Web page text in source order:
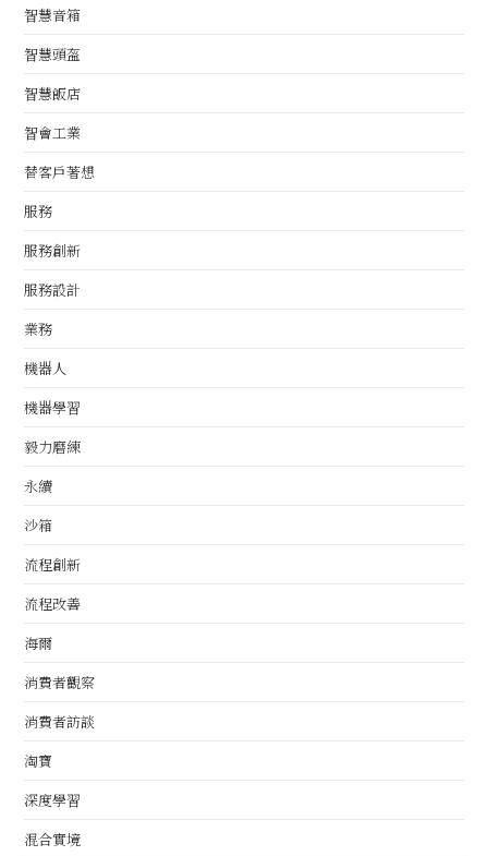
智慧音箱
智慧頭盔
智慧飯店
智會工業
替客戶著想
服務
服務創新
服務設計
業務
機器人
機器學習
毅力磨練
永續
沙箱
流程創新
流程改善
海爾
消費者觀察
消費者訪談
淘寶
深度學習
混合實境